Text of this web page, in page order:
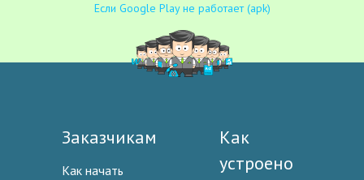
Если Google Play не работает (apk)
Заказчикам
Как начать
Как
устроено